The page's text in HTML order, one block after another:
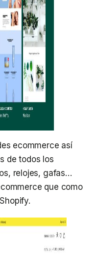
ecommerce así
de todos los
relojes, gafas…
que como